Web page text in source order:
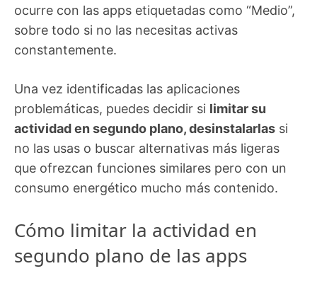
ocurre con las apps etiquetadas como “Medio”,
sobre todo si no las necesitas activas
constantemente.
Una vez identificadas las aplicaciones
problemáticas, puedes decidir si limitar su
actividad en segundo plano, desinstalarlas si
no las usas o buscar alternativas más ligeras
que ofrezcan funciones similares pero con un
consumo energético mucho más contenido.
Cómo limitar la actividad en
segundo plano de las apps